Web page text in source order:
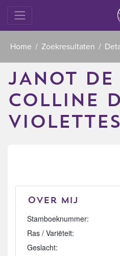
Home Zoekresultaten
JANOT DE
COLLINE
VIOLETTES
Over mij
Stamboeknummer:
Ras / Variëteit:
Geslacht: